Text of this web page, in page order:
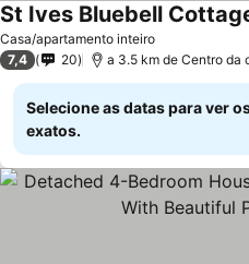
Casa/apartamento inteiro
St Ives Bluebell
7,4 20 a 3.5 km de Centro da
Selecione as datas para ver
exatos.